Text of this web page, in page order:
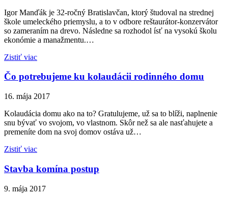
Igor Manďák je 32-ročný Bratislavčan, ktorý študoval na strednej
škole umeleckého priemyslu, a to v odbore reštaurátor-konzervátor
so zameraním na drevo. Následne sa rozhodol ísť na vysokú školu
ekonómie a manažmentu.…
Zistiť viac
Čo potrebujeme ku kolaudácii rodinného domu
16. mája 2017
Kolaudácia domu ako na to? Gratulujeme, už sa to blíži, naplnenie
snu bývať vo svojom, vo vlastnom. Skôr než sa ale nasťahujete a
premeníte dom na svoj domov ostáva už…
Zistiť viac
Stavba komína postup
9. mája 2017